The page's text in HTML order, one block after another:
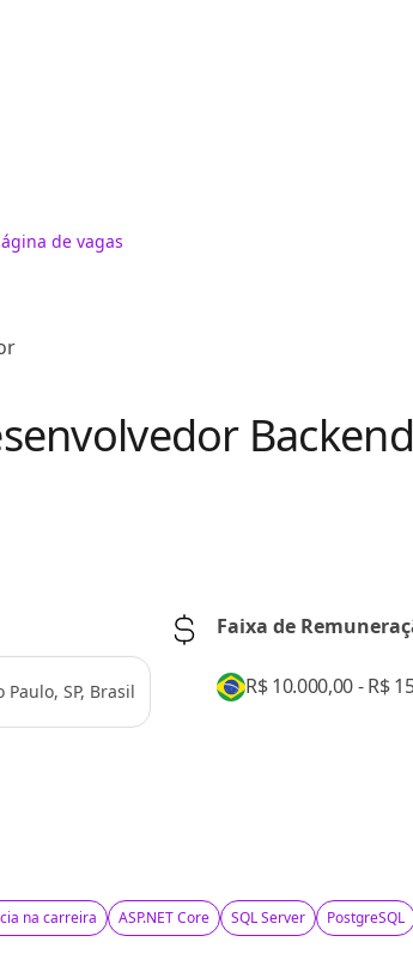
de vagas
Paulo, SP, Brasil
Faixa de
R$ 10.000,00 - R$
na carreira ASP.NET Core SQL Server PostgreSQL